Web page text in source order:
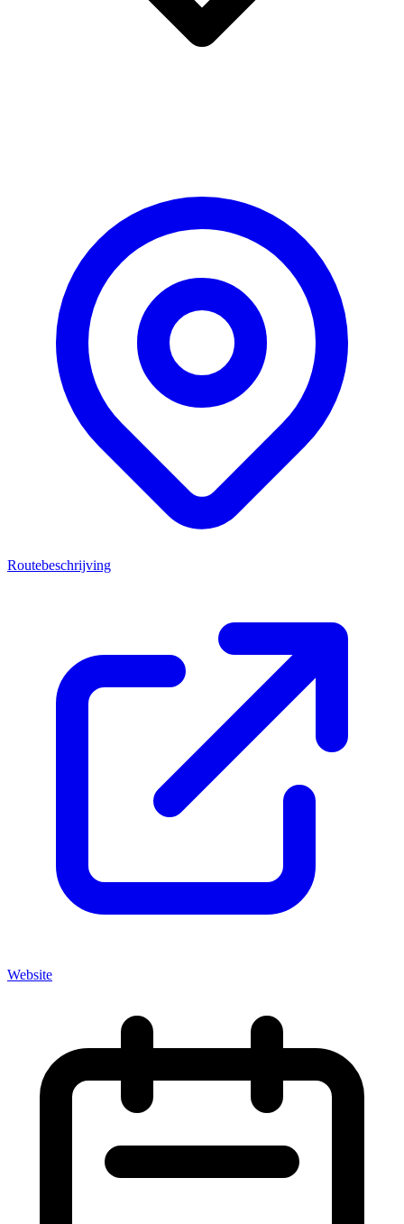
Routebeschrijving
Website